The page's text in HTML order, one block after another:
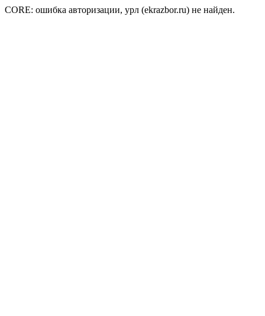
CORE: ошибка авторизации, урл (ekrazbor.ru) не найден.